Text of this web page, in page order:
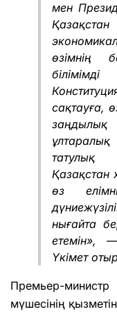
мен
өзімнің
сақтауға,
заңдылық
татулық
Қазақстан
өз
нығайта
етемін»,
Үкімет
Премьер-
мүшесінің